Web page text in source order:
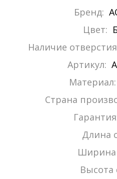
Бренд:
Цвет:
Наличие
Артикул:
Материал:
Страна
Длина
Ширина
Высота